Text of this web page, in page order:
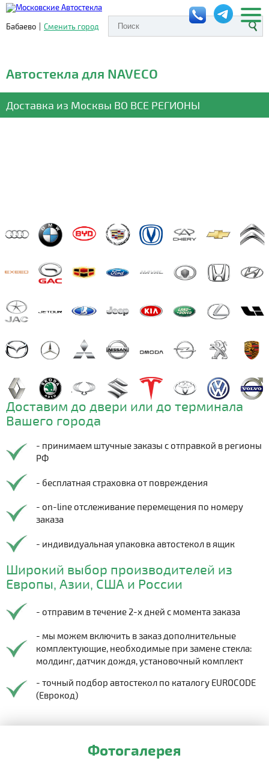
Бабаево | Сменить город
Автостекла для NAVECO
Доставка из Москвы ВО ВСЕ РЕГИОНЫ
Доставим до двери или до терминала
Вашего города
- принимаем штучные заказы с отправкой в регионы
РФ
- бесплатная страховка от повреждения
- on-line отслеживание перемещения по номеру
заказа
- индивидуальная упаковка автостекол в ящик
Широкий выбор производителей из
Европы, Азии, США и России
- отправим в течение 2-х дней с момента заказа
- мы можем включить в заказ дополнительные
комплектующие, необходимые при замене стекла:
молдинг, датчик дождя, установочный комплект
- точный подбор автостекол по каталогу EUROCODE
(Еврокод)
Фотогалерея